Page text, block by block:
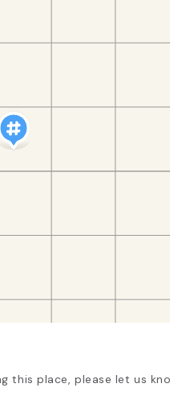
this place, please let us